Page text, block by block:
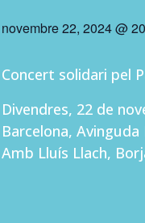
novembre 22, 2024 @
Concert solidari pel
Divendres, 22 de
Barcelona,
Amb Lluís Llach,